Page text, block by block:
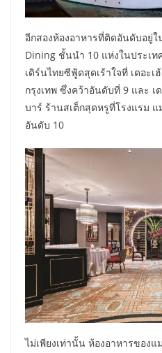
อีกสองห้องอาหารที่ติดอันดับอยู่ใ
Dining ชั้นนำ 10 แห่งในประเท
เดิร์นไทยซีฟู้ดสุดเร้าใจที่ เดอะ
กรุงเทพ ซึ่งคว้าอันดับที่ 9 และ
บาร์ ร้านสเต็กสุดหรูที่โรงแรม
อันดับ 10
ไม่เพียงเท่านั้น ห้องอาหารของแ